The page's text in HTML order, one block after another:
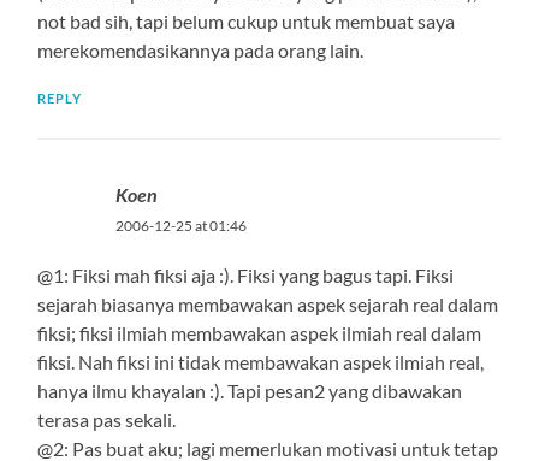
not bad sih, tapi belum cukup untuk membuat saya
merekomendasikannya pada orang lain.
REPLY
Koen
2006-12-25 at 01:46
@1: Fiksi mah fiksi aja :). Fiksi yang bagus tapi. Fiksi
sejarah biasanya membawakan aspek sejarah real dalam
fiksi; fiksi ilmiah membawakan aspek ilmiah real dalam
fiksi. Nah fiksi ini tidak membawakan aspek ilmiah real,
hanya ilmu khayalan :). Tapi pesan2 yang dibawakan
terasa pas sekali.
@2: Pas buat aku; lagi memerlukan motivasi untuk tetap